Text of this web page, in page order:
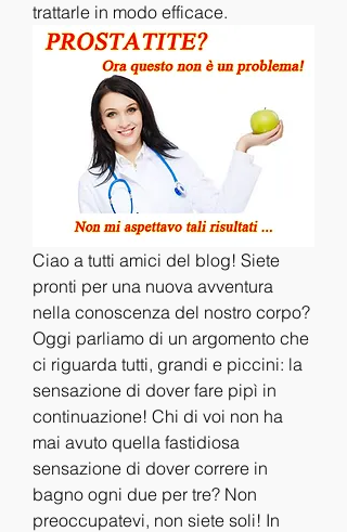
trattarle in modo efficace.
Ciao a tutti amici del blog! Siete
pronti per una nuova avventura
nella conoscenza del nostro corpo?
Oggi parliamo di un argomento che
ci riguarda tutti, grandi e piccini: la
sensazione di dover fare pipì in
continuazione! Chi di voi non ha
mai avuto quella fastidiosa
sensazione di dover correre in
bagno ogni due per tre? Non
preoccupatevi, non siete soli! In